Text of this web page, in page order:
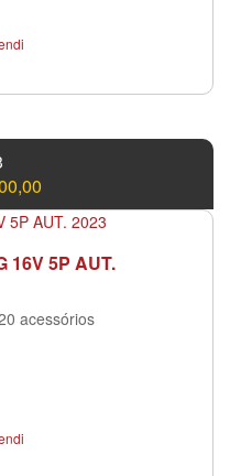
16V 5P AUT.
acessórios